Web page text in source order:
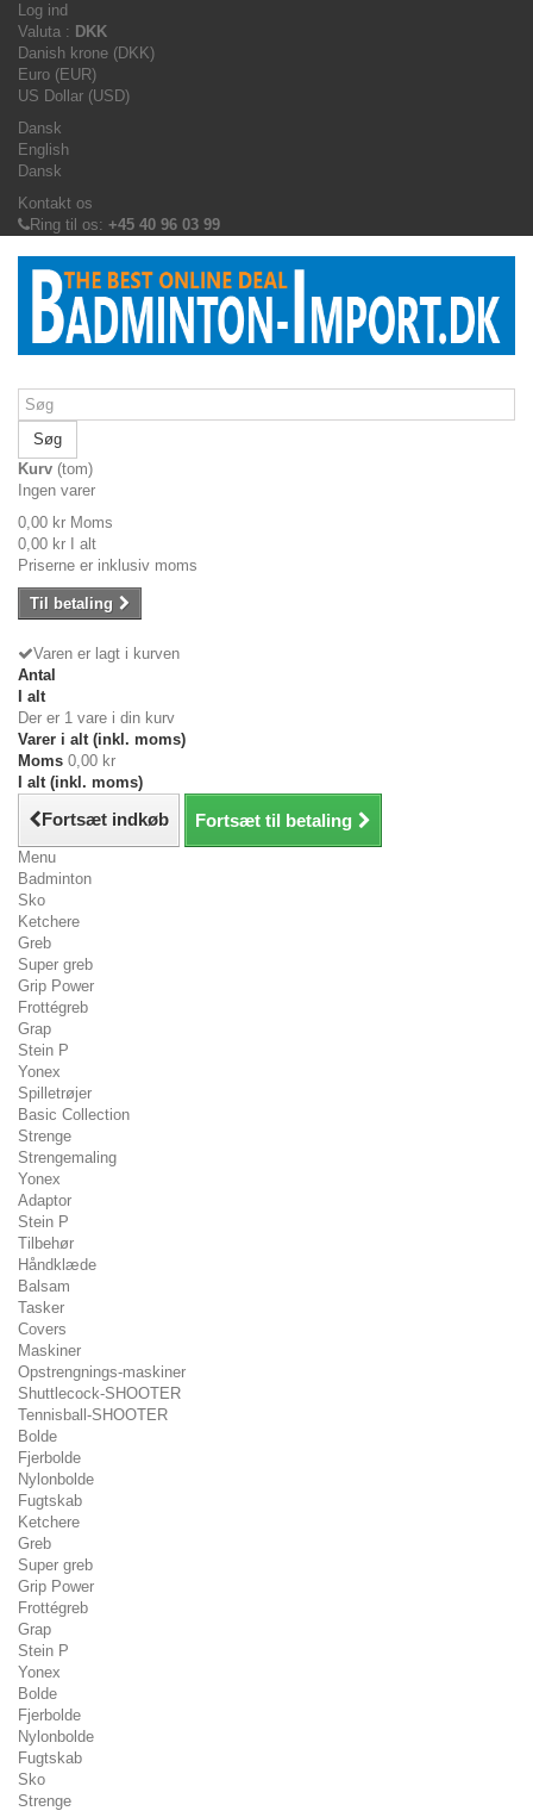
Log ind
Valuta : DKK
Danish krone (DKK)
Euro (EUR)
US Dollar (USD)
Dansk
English
Dansk
Kontakt os
Ring til os: +45 40 96 03 99
Søg
Kurv (tom)
Ingen varer
0,00 kr Moms
0,00 kr I alt
Priserne er inklusiv moms
Til betaling
Varen er lagt i kurven
Antal
I alt
Der er 1 vare i din kurv
Varer i alt (inkl. moms)
Moms 0,00 kr
I alt (inkl. moms)
Fortsæt indkøb Fortsæt til betaling
Menu
Badminton
Sko
Ketchere
Greb
Super greb
Grip Power
Frottégreb
Grap
Stein P
Yonex
Spilletrøjer
Basic Collection
Strenge
Strengemaling
Yonex
Adaptor
Stein P
Tilbehør
Håndklæde
Balsam
Tasker
Covers
Maskiner
Opstrengnings-maskiner
Shuttlecock-SHOOTER
Tennisball-SHOOTER
Bolde
Fjerbolde
Nylonbolde
Fugtskab
Ketchere
Greb
Super greb
Grip Power
Frottégreb
Grap
Stein P
Yonex
Bolde
Fjerbolde
Nylonbolde
Fugtskab
Sko
Strenge